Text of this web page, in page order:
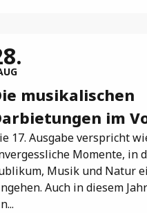
musikalischen
im
17. Ausgabe verspricht
Momente, in
Musik und Natur
Auch in diesem